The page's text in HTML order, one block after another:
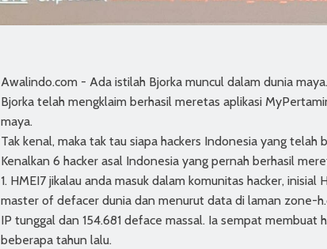
Awalindo.com - Ada istilah Bjorka muncul dalam dunia
Bjorka telah mengklaim berhasil meretas aplikasi
maya.
Tak kenal, maka tak tau siapa hackers Indonesia yang telah
Kenalkan 6 hacker asal Indonesia yang pernah berhasil
1. HMEI7 jikalau anda masuk dalam komunitas hacker,
master of defacer dunia dan menurut data di laman zone-
IP tunggal dan 154.681 deface massal. Ia sempat membuat
beberapa tahun lalu.